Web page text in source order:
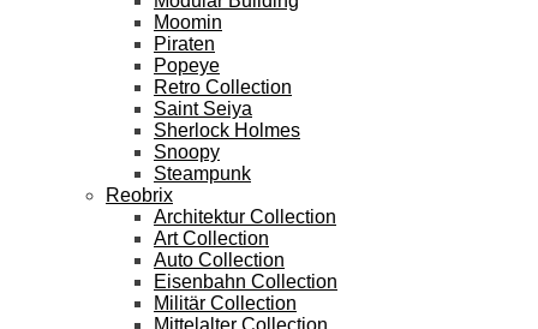
Moomin
Piraten
Popeye
Retro Collection
Saint Seiya
Sherlock Holmes
Snoopy
Steampunk
Reobrix
Architektur Collection
Art Collection
Auto Collection
Eisenbahn Collection
Militär Collection
Mittelalter Collection